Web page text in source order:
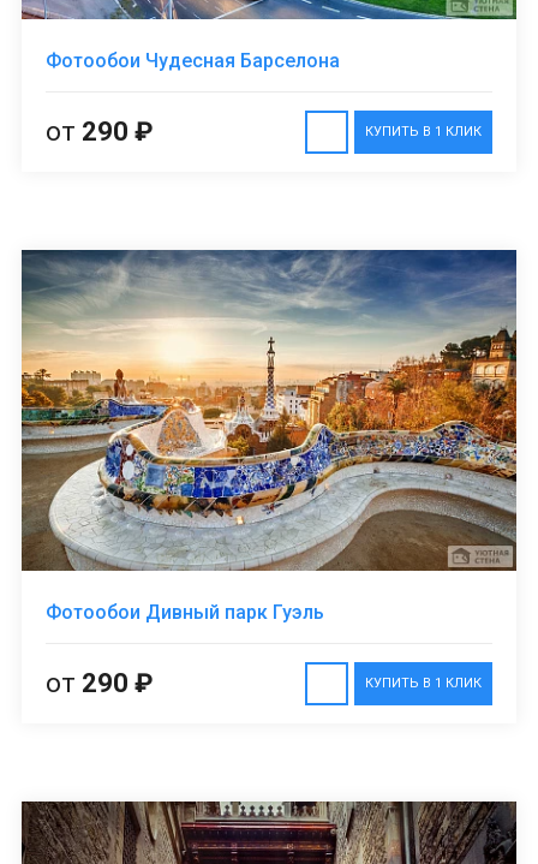
Фотообои Чудесная Барселона
КУПИТЬ В 1 КЛИК
от 290 ₽
Фотообои Дивный парк Гуэль
КУПИТЬ В 1 КЛИК
от 290 ₽